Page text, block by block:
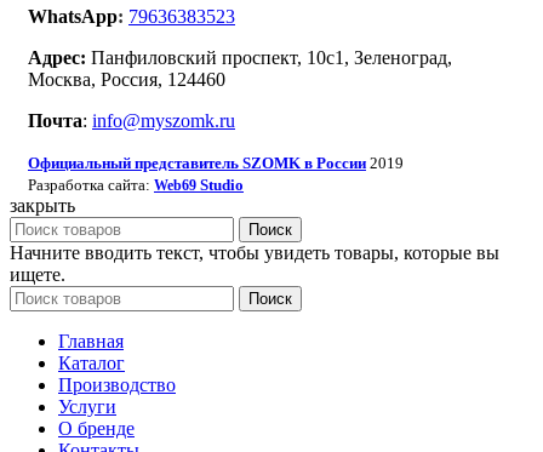
WhatsApp: 79636383523
Адрес: Панфиловский проспект, 10с1, Зеленоград,
Москва, Россия, 124460
Почта: info@myszomk.ru
Официальный представитель SZOMK в России 2019
Разработка сайта: Web69 Studio
закрыть
Поиск
Начните вводить текст, чтобы увидеть товары, которые вы
ищете.
Поиск
Главная
Каталог
Производство
Услуги
О бренде